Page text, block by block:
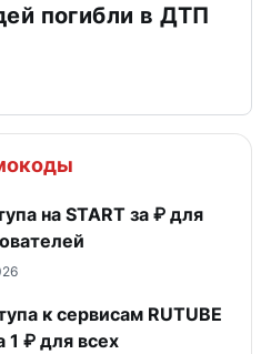
погибли в ДТП
на START за ₽ для
к сервисам RUTUBE
1 ₽ для всех